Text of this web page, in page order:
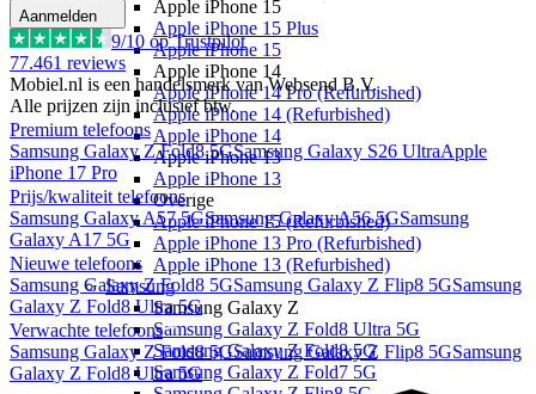
Apple iPhone 15
Apple iPhone 15 Plus
Apple iPhone 15
Apple iPhone 14
Apple iPhone 14 Pro (Refurbished)
Apple iPhone 14 (Refurbished)
Apple iPhone 14
Apple iPhone 13
Apple iPhone 13
Overige
Apple iPhone 15 (Refurbished)
Apple iPhone 13 Pro (Refurbished)
Apple iPhone 13 (Refurbished)
Samsung
Samsung Galaxy Z
Samsung Galaxy Z Fold8 Ultra 5G
Samsung Galaxy Z Fold8 5G
Samsung Galaxy Z Fold7 5G
Aanmelden
9/10 op Trustpilot
77.461 reviews
Mobiel.nl is een handelsmerk van Websend B.V.
Alle prijzen zijn inclusief btw.
Premium telefoons
Samsung Galaxy Z Fold8 5GSamsung Galaxy S26 UltraApple
iPhone 17 Pro
Prijs/kwaliteit telefoons
Samsung Galaxy A57 5GSamsung Galaxy A56 5GSamsung
Galaxy A17 5G
Nieuwe telefoons
Samsung Galaxy Z Fold8 5GSamsung Galaxy Z Flip8 5GSamsung
Galaxy Z Fold8 Ultra 5G
Verwachte telefoons
Samsung Galaxy Z Fold8 5GSamsung Galaxy Z Flip8 5GSamsung
Galaxy Z Fold8 Ultra 5G